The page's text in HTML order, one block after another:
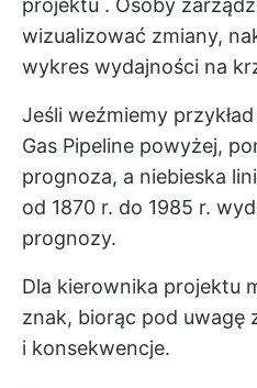
projektu . Osoby
wizualizować zmiany,
wykres wydajności na
Jeśli weźmiemy
Gas Pipeline powyżej,
prognoza, a niebieska
od 1870 r. do 1985 r.
prognozy.
Dla kierownika projektu
znak, biorąc pod uwagę
i konsekwencje.